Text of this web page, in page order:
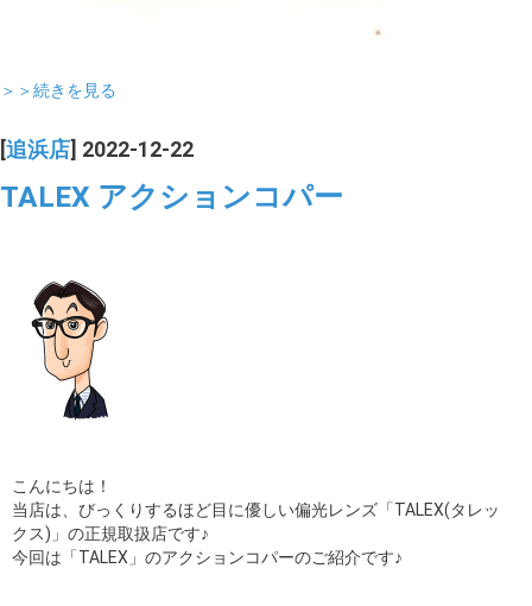
＞＞続きを見る
追浜店 ] 2022-12-22
TALEX アクションコパー
こんにちは！
当店は、びっくりするほど目に優しい偏光レンズ「TALEX(タレッ
クス)」の正規取扱店です♪
今回は「TALEX」のアクションコパーのご紹介です♪